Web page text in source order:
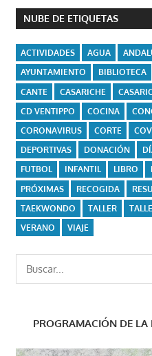
NUBE DE ETIQUETAS
ACTIVIDADES AGUA
AYUNTAMIENTO
BIBLIOTECA
CANTE
CASARICHE
CD VENTIPPO
COCINA
CORONAVIRUS
CORTE
DEPORTIVAS
DONACIÓN
FUTBOL
INFANTIL LIBRO
PRÓXIMAS
RECOGIDA
TAEKWONDO
TALLER
VERANO
VIAJE
PROGRAMACIÓN DE